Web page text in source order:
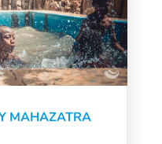
MAHAZATRA